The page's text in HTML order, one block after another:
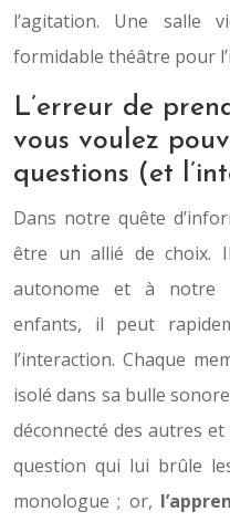
l’agitation. Une salle
formidable théâtre pour
L’erreur de
vous voulez
questions (et
Dans notre quête
être un allié de choix.
autonome et à notre
enfants, il peut
l’interaction. Chaque
isolé dans sa bulle
déconnecté des autres
question qui lui brûle
monologue ; or,